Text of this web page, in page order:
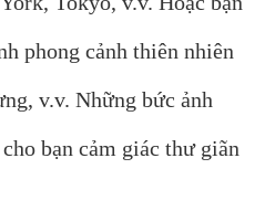
phong cảnh thiên nhiên
v.v. Những bức ảnh
bạn cảm giác thư giãn